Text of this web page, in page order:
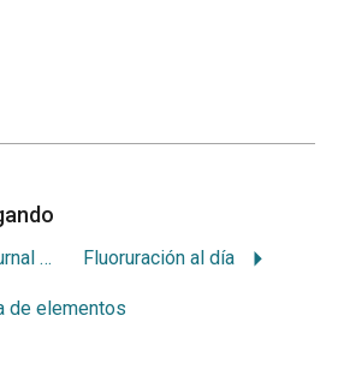
European Journal of Clinical Microbiology & Infectious Diseases. Fluoruración al día
de elementos